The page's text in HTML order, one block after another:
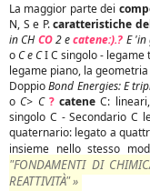
La maggior parte dei
N, S e P.caratteristiche
in CH CO2 ecatene:).? E
oC e CI C singolo - legame
legame piano, la
DoppioBond Energies: E
oC> C ? catene C:
singolo C - Secondario C
quaternario: legato a
insieme nello stesso
"FONDAMENTI DI
REATTIVITÀ" »